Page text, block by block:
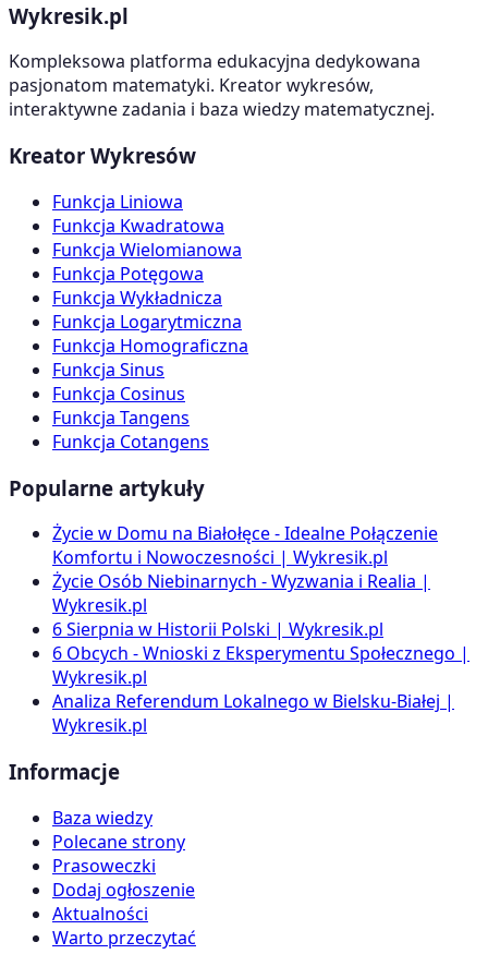
Wykresik.pl
Kompleksowa platforma edukacyjna dedykowana
pasjonatom matematyki. Kreator wykresów,
interaktywne zadania i baza wiedzy matematycznej.
Kreator Wykresów
Funkcja Liniowa
Funkcja Kwadratowa
Funkcja Wielomianowa
Funkcja Potęgowa
Funkcja Wykładnicza
Funkcja Logarytmiczna
Funkcja Homograficzna
Funkcja Sinus
Funkcja Cosinus
Funkcja Tangens
Funkcja Cotangens
Popularne artykuły
Życie w Domu na Białołęce - Idealne Połączenie
Komfortu i Nowoczesności | Wykresik.pl
Życie Osób Niebinarnych - Wyzwania i Realia |
Wykresik.pl
6 Sierpnia w Historii Polski | Wykresik.pl
6 Obcych - Wnioski z Eksperymentu Społecznego |
Wykresik.pl
Analiza Referendum Lokalnego w Bielsku-Białej |
Wykresik.pl
Informacje
Baza wiedzy
Polecane strony
Prasoweczki
Dodaj ogłoszenie
Aktualności
Warto przeczytać